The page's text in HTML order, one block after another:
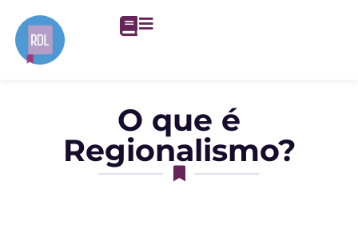
O que é
Regionalismo?